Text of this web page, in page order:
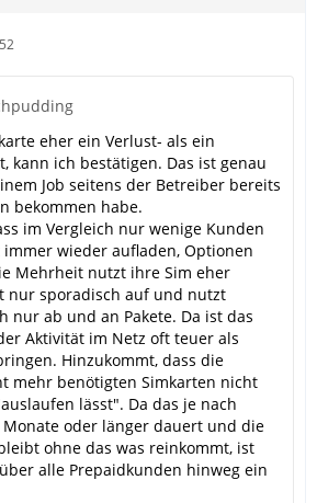
eher ein Verlust- als ein
kann ich bestätigen. Das ist genau
Job seitens der Betreiber bereits
bekommen habe.
im Vergleich nur wenige Kunden
wieder aufladen, Optionen
Mehrheit nutzt ihre Sim eher
nur sporadisch auf und nutzt
nur ab und an Pakete. Da ist das
Aktivität im Netz oft teuer als
Hinzukommt, dass die
mehr benötigten Simkarten nicht
lässt". Da das je nach
oder länger dauert und die
ohne das was reinkommt, ist
alle Prepaidkunden hinweg ein